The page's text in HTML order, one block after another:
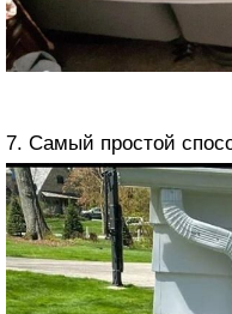
7. Самый простой